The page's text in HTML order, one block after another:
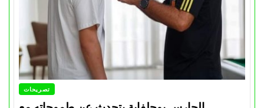
تصريحات